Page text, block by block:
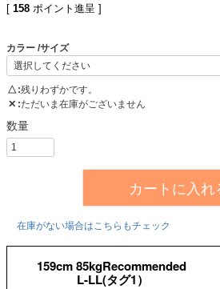
[ 158 ポイント進呈 ]
カラー サイズ
△ 残りわずかです。
✕ ただいま在庫がございません
カートに入れ
在庫がない場合はこちらもチェック
159cm 85kgRecommended
L-LL(タグ1）